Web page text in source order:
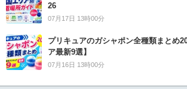
26
07月17日 13時00分
プリキュアのガシャポン全種類まとめ
ア最新9選】
07月16日 13時00分